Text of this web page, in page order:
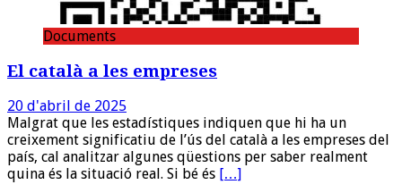
Documents
El català a les empreses
20 d'abril de 2025
Malgrat que les estadístiques indiquen que hi ha un
creixement significatiu de l’ús del català a les empreses del
país, cal analitzar algunes qüestions per saber realment
quina és la situació real. Si bé és […]